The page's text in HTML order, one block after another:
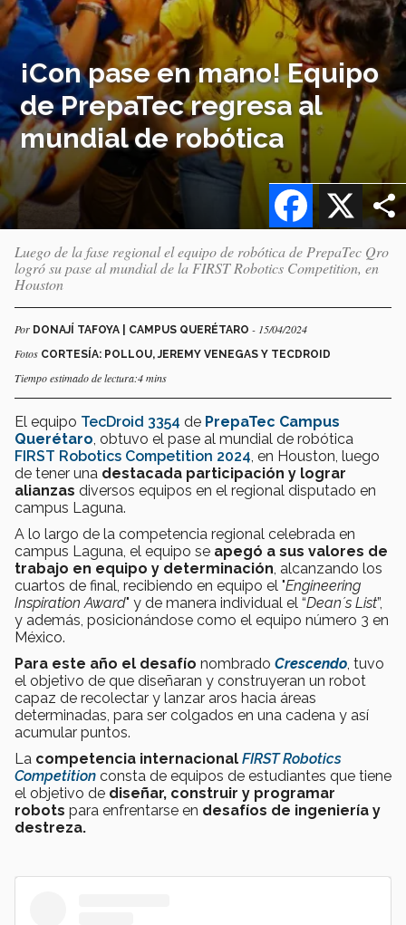
¡Con pase en mano! Equipo
de PrepaTec regresa al
mundial de robótica
X
Facebook
Luego de la fase regional el equipo de robótica de PrepaTec Qro
logró su pase al mundial de la FIRST Robotics Competition, en
Houston
Por DONAJÍ TAFOYA | CAMPUS QUERÉTARO - 15/04/2024
Fotos CORTESÍA: POLLOU, JEREMY VENEGAS Y TECDROID
Tiempo estimado de lectura:4 mins
El equipo TecDroid 3354 de PrepaTec Campus
Querétaro , obtuvo el pase al mundial de robótica
FIRST Robotics Competition 2024 , en Houston, luego
de tener una destacada participación y lograr
alianzas diversos equipos en el regional disputado en
campus Laguna.
A lo largo de la competencia regional celebrada en
campus Laguna, el equipo se apegó a sus valores de
trabajo en equipo y determinación , alcanzando los
cuartos de final, recibiendo en equipo el "Engineering
Inspiration Award" y de manera individual el “Dean´s List”,
y además, posicionándose como el equipo número 3 en
México.
Para este año el desafío nombrado Crescendo , tuvo
el objetivo de que diseñaran y construyeran un robot
capaz de recolectar y lanzar aros hacia áreas
determinadas, para ser colgados en una cadena y así
acumular puntos.
La competencia internacional FIRST Robotics
Competition consta de equipos de estudiantes que tiene
el objetivo de diseñar, construir y programar
robots para enfrentarse en desafíos de ingeniería y
destreza.